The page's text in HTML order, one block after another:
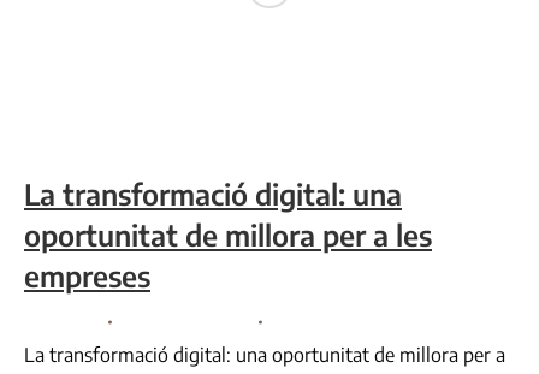
La transformació digital: una
oportunitat de millora per a les
empreses
La transformació digital: una oportunitat de millora per a